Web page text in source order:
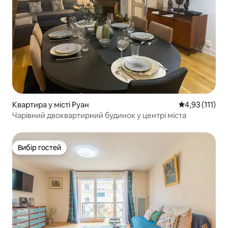
Квартира у місті Руан Середня
4,93 (111)
Чарівний двоквартирний будинок у центрі міста
Вибір гостей
Вибір гостей